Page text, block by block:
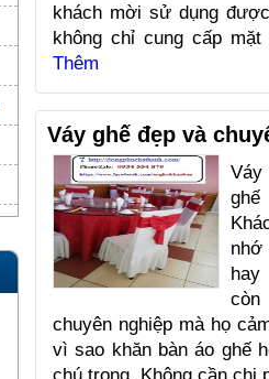
khách mời sử dụng
không chỉ cung cấp
Thêm
Váy ghế đẹp và
Váy
ghế
hay
chuyên nghiệp mà họ
vì sao khăn bàn áo ghế